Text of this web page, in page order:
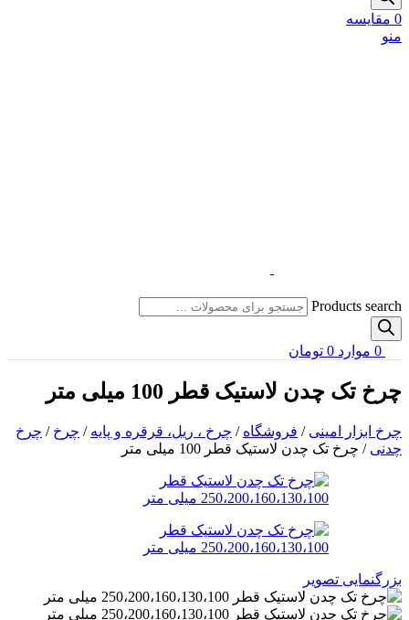
0 مقایسه
منو
Products search
0 موارد 0 تومان
چرخ تک چدن لاستیک قطر 100 میلی متر
چرخ ابزار امینی / فروشگاه / چرخ ، ریل، قرقره و پایه / چرخ / چرخ
چدنی / چرخ تک چدن لاستیک قطر 100 میلی متر
بزرگنمایی تصویر